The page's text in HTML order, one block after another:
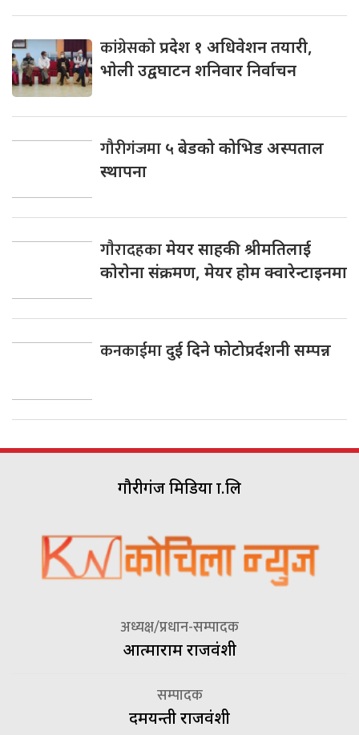
कांग्रेसकाेप्रदेश १ अधिवेशन तयारी,
भाेली उद्वघाटन शनिवार निर्वाचन
गौरीगंजमा ५ बेडको कोभिड अस्पताल
स्थापना
गाैरादहकामेयर साहकी श्रीमतिलाई
काेराेना संक्रमण, मेयर हाेम क्वारेन्टाइनमा
कनकाईमादुई दिने फोटोप्रर्दशनी सम्पन्न
गौरीगंज मिडिया प्रा.लि
अध्यक्ष/प्रधान-सम्पादक
आत्माराम राजवंशी
सम्पादक
दमयन्ती राजवंशी